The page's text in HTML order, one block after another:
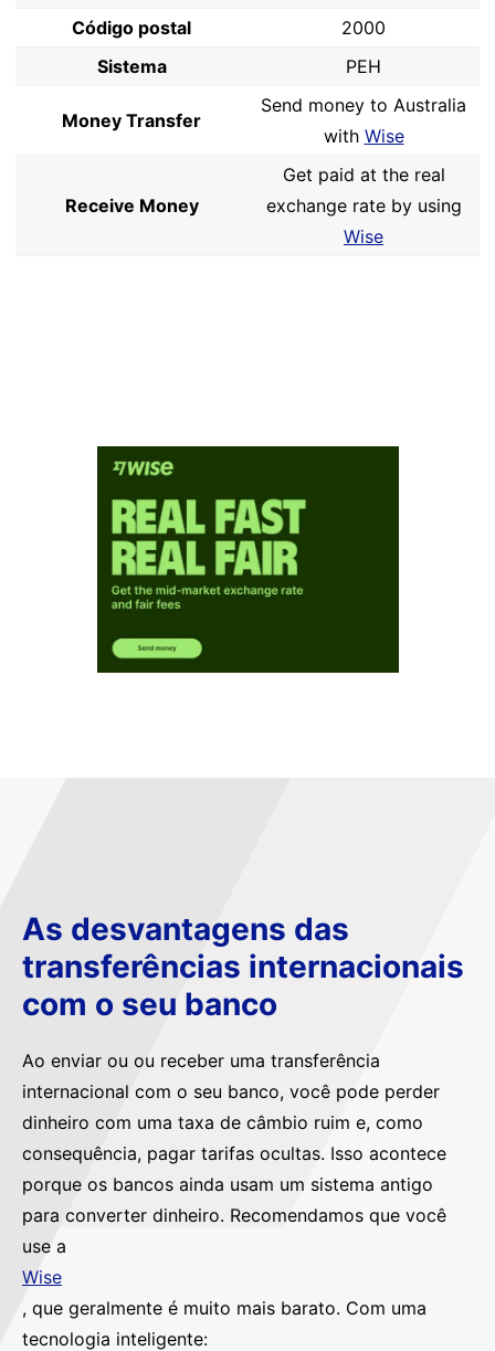
Código postal
2000
Sistema
PEH
Money Transfer
Send money to Australia
with Wise
Receive Money
Get paid at the real
exchange rate by using
Wise
As desvantagens das
transferências internacionais
com o seu banco
Ao enviar ou ou receber uma transferência
internacional com o seu banco, você pode perder
dinheiro com uma taxa de câmbio ruim e, como
consequência, pagar tarifas ocultas. Isso acontece
porque os bancos ainda usam um sistema antigo
para converter dinheiro. Recomendamos que você
use a
Wise
, que geralmente é muito mais barato. Com uma
tecnologia inteligente: